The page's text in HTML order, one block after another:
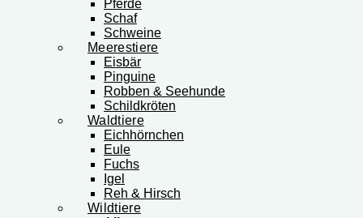
Pferde
Schaf
Schweine
Meerestiere
Eisbär
Pinguine
Robben & Seehunde
Schildkröten
Waldtiere
Eichhörnchen
Eule
Fuchs
Igel
Reh & Hirsch
Wildtiere